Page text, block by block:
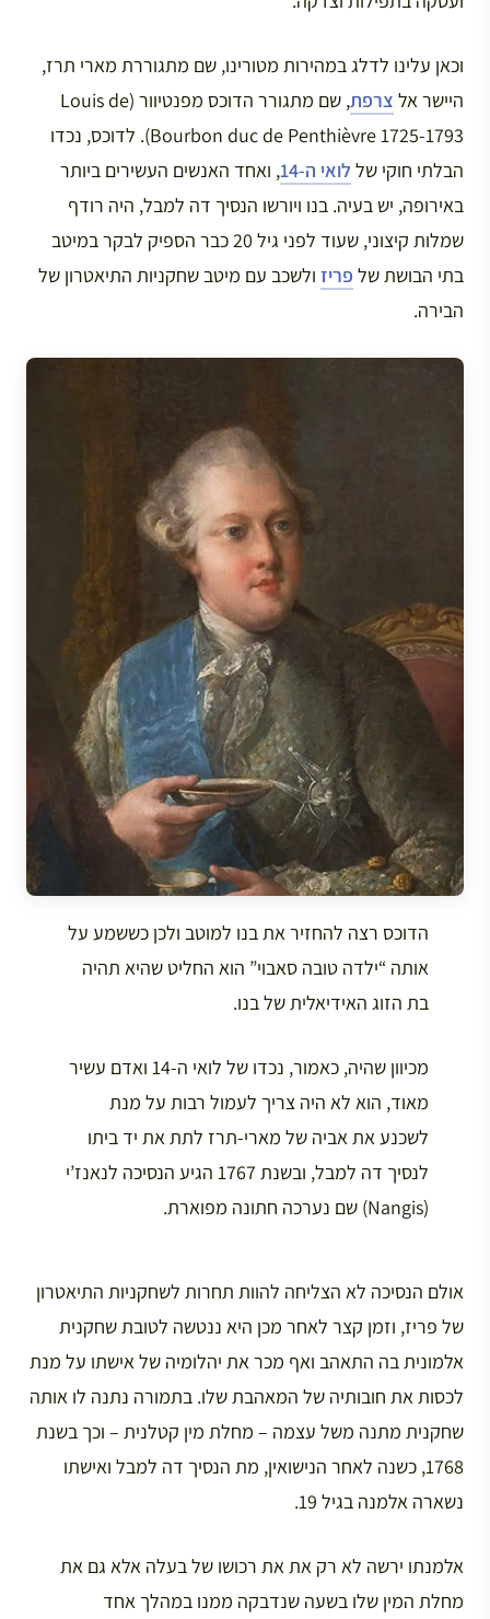
וכאן עלינו לדלג במהירות מטורינו, שם מתגוררת מארי תרז,
היישר אל צרפת
, שם מתגורר הדוכס מפנטיוור (Louis de
Bourbon duc de Penthièvre 1725-1793). לדוכס, נכדו
הבלתי חוקי של לואי ה-14
, ואחד האנשים העשירים ביותר
באירופה, יש בעיה. בנו ויורשו הנסיך דה למבל, היה רודף
שמלות קיצוני, שעוד לפני גיל 20 כבר הספיק לבקר במיטב
בתי הבושת של פריז ולשכב עם מיטב שחקניות התיאטרון של
הבירה.
הדוכס רצה להחזיר את בנו למוטב ולכן כששמע על
אותה “ילדה טובה סאבוי” הוא החליט שהיא תהיה
בת הזוג האידיאלית של בנו.
מכיוון שהיה, כאמור, נכדו של לואי ה-14 ואדם עשיר
מאוד, הוא לא היה צריך לעמול רבות על מנת
לשכנע את אביה של מארי-תרז לתת את יד ביתו
לנסיך דה למבל, ובשנת 1767 הגיע הנסיכה לנאנז’י
(Nangis) שם נערכה חתונה מפוארת.
אולם הנסיכה לא הצליחה להוות תחרות לשחקניות התיאטרון
של פריז, וזמן קצר לאחר מכן היא ננטשה לטובת שחקנית
אלמונית בה התאהב ואף מכר את יהלומיה של אישתו על מנת
לכסות את חובותיה של המאהבת שלו. בתמורה נתנה לו אותה
שחקנית מתנה משל עצמה – מחלת מין קטלנית – וכך בשנת
1768, כשנה לאחר הנישואין, מת הנסיך דה למבל ואישתו
נשארה אלמנה בגיל 19.
אלמנתו ירשה לא רק את את רכושו של בעלה אלא גם את
מחלת המין שלו בשעה שנדבקה ממנו במהלך אחד